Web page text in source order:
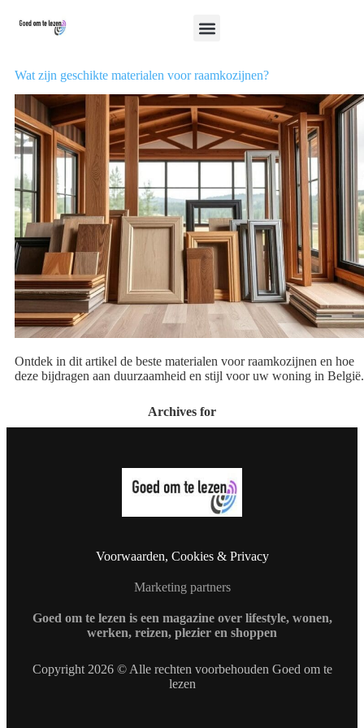
Wat zijn geschikte materialen voor raamkozijnen?
Ontdek in dit artikel de beste materialen voor raamkozijnen en hoe
deze bijdragen aan duurzaamheid en stijl voor uw woning in België.
Archives for
Voorwaarden, Cookies & Privacy
Marketing partners
Goed om te lezen is een magazine over lifestyle, wonen,
werken, reizen, plezier en shoppen
Copyright 2026 © Alle rechten voorbehouden Goed om te
lezen